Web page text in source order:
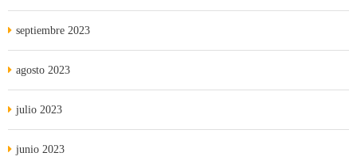
septiembre 2023
agosto 2023
julio 2023
junio 2023